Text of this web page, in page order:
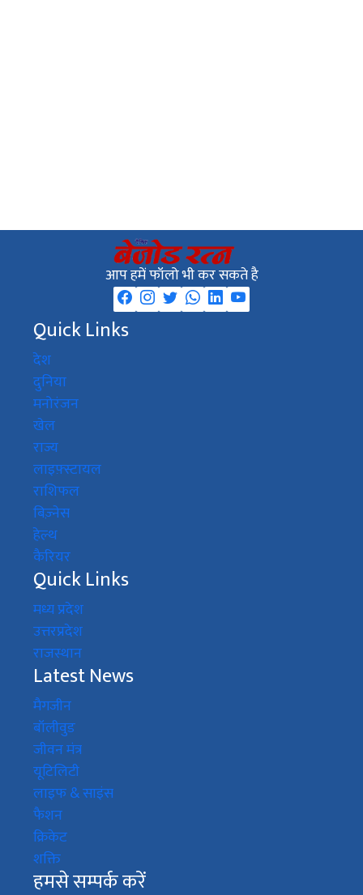
आप हमें फॉलो भी कर सकते है
Quick Links
देश
दुनिया
मनोरंजन
खेल
राज्य
लाइफ़्स्टायल
राशिफल
बिज़्नेस
हेल्थ
कैरियर
Quick Links
मध्य प्रदेश
उत्तरप्रदेश
राजस्थान
Latest News
मैगजीन
बॉलीवुड
जीवन मंत्र
यूटिलिटी
लाइफ & साइंस
फैशन
क्रिकेट
शक्ति
हमसे सम्पर्क करें